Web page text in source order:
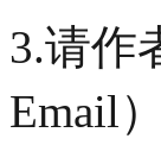
3.请作
Email